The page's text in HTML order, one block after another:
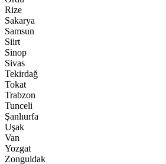
Rize
Sakarya
Samsun
Siirt
Sinop
Sivas
Tekirdağ
Tokat
Trabzon
Tunceli
Şanlıurfa
Uşak
Van
Yozgat
Zonguldak